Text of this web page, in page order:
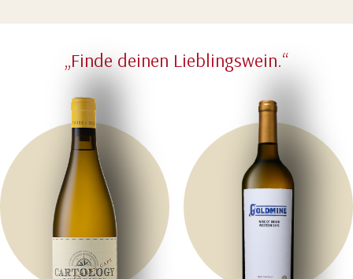
„Finde deinen Lieblingswein.“